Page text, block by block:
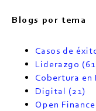
Blogs por tema
Casos de
Liderazgo
Cobertura en
Digital (21)
Open Finance